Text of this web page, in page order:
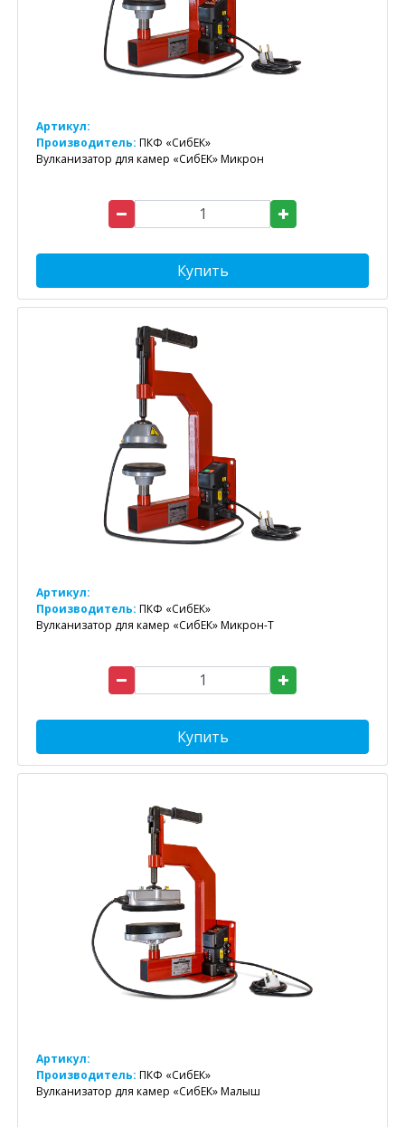
Артикул:
Производитель: ПКФ «СибЕК»
Вулканизатор для камер «СибЕК» Микрон
Купить
Артикул:
Производитель: ПКФ «СибЕК»
Вулканизатор для камер «СибЕК» Микрон-Т
Купить
Артикул:
Производитель: ПКФ «СибЕК»
Вулканизатор для камер «СибЕК» Малыш